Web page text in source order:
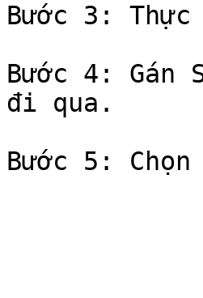
Bước 3:
Bước 4: Gán
đi qua.